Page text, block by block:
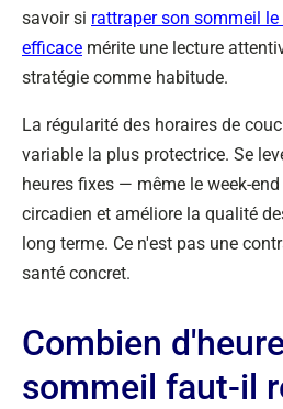
savoir si rattraper son sommeil
efficace mérite une lecture
stratégie comme habitude.
La régularité des horaires de
variable la plus protectrice. Se
heures fixes — même le week-
circadien et améliore la qualité
long terme. Ce n'est pas une
santé concret.
Combien
sommeil faut-il